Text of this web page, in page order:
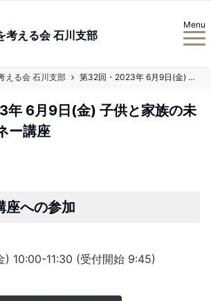
考える会 石川支部
Menu
える会 石川支部 第32回・2023年 6月9日(金) 子供と家族の未来を考えるマネー講座
6月9日(金) 子供と家族の未
ー講座
座への参加
10:00-11:30 (受付開始 9:45)